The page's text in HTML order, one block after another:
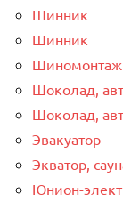
Шинник
Шинник
Шиномонтаж
Шоколад,
Шоколад,
Эвакуатор
Экватор,
Юнион-